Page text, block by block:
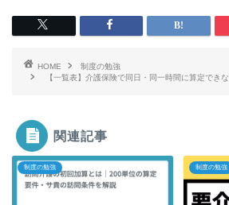
HOME
制度の勉強
【一覧表】介護保険で同日・同一時間に算定でき
関連記事
制度の勉強 制度の勉強